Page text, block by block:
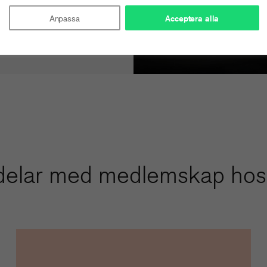
Anpassa Acceptera alla
med medlemskap